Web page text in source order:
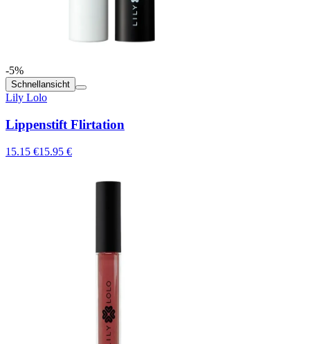
-5%
Schnellansicht
Lily Lolo
Lippenstift Flirtation
15.15 €15.95 €